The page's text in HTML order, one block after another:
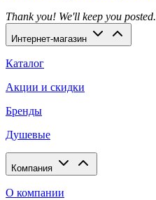
Thank you! We'll keep you posted.
Интернет-магазин
Каталог
Акции и скидки
Бренды
Душевые
Компания
О компании